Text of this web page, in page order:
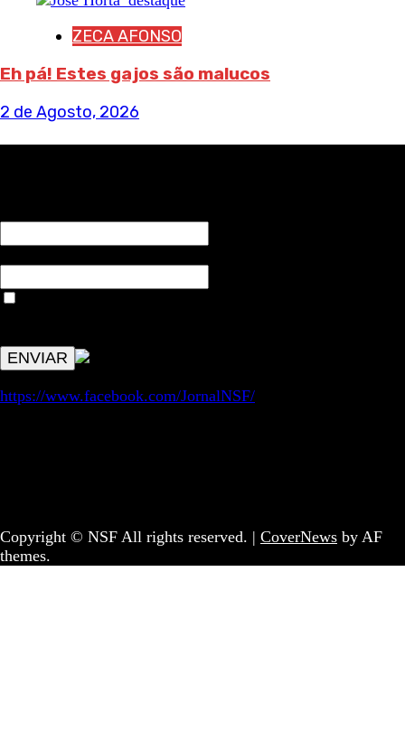
ZECA AFONSO
Eh pá! Estes gajos são malucos
2 de Agosto, 2026
https://www.facebook.com/JornalNSF/
Copyright © NSF All rights reserved. | CoverNews by AF
themes.